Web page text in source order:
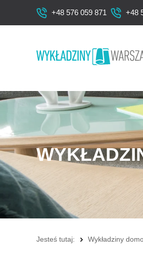
+48 576 059 871 +48
Jesteś tutaj: Wykładziny